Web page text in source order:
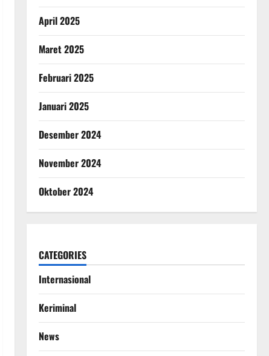
April 2025
Maret 2025
Februari 2025
Januari 2025
Desember 2024
November 2024
Oktober 2024
CATEGORIES
Internasional
Keriminal
News